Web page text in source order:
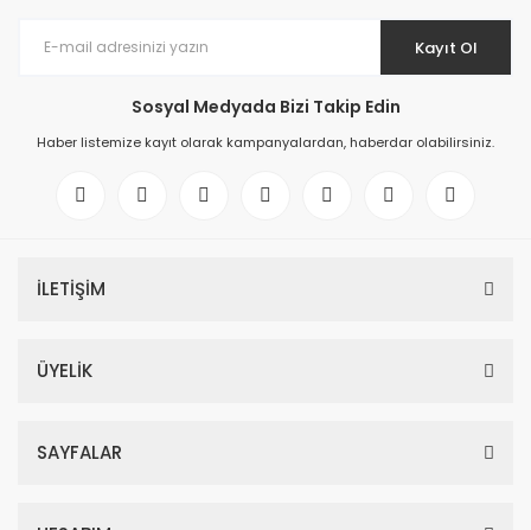
Kayıt Ol
Sosyal Medyada Bizi Takip Edin
Haber listemize kayıt olarak kampanyalardan, haberdar olabilirsiniz.
İLETİŞİM
ÜYELİK
SAYFALAR